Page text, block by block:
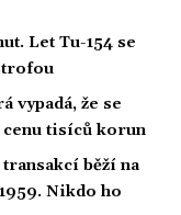
Let Tu-154 se
vypadá, že se
tisíců korun
transakcí běží na
Nikdo ho